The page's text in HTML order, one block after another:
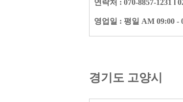
연락처 : 070-8857-1231 l
영업일 : 평일 AM 09:00 -
경기도 고양시